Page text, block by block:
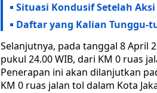
Situasi Kondusif Setelah
Daftar yang Kalian Tunggu-
Selanjutnya, pada tanggal 8 April
pukul 24.00 WIB, dari KM 0 ruas
Penerapan ini akan dilanjutkan
KM 0 ruas jalan tol dalam Kota